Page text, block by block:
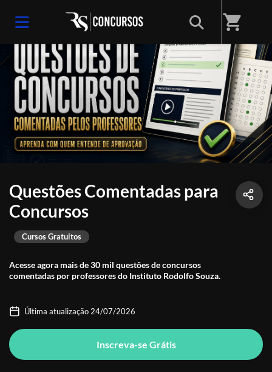
shopping_cart
Questões Comentadas para
Concursos
Acesse agora mais de 30 mil questões de concursos
comentadas por professores do Instituto Rodolfo Souza.
Cursos Gratuitos
Última atualização 24/07/2026
Inscreva-se Grátis